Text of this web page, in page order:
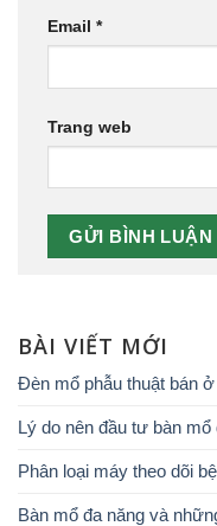
Email *
Trang web
BÀI VIẾT MỚI
Đèn mổ phẫu thuật bán
Lý do nên đầu tư bàn
Phân loại máy theo dõi
Bàn mổ đa năng và